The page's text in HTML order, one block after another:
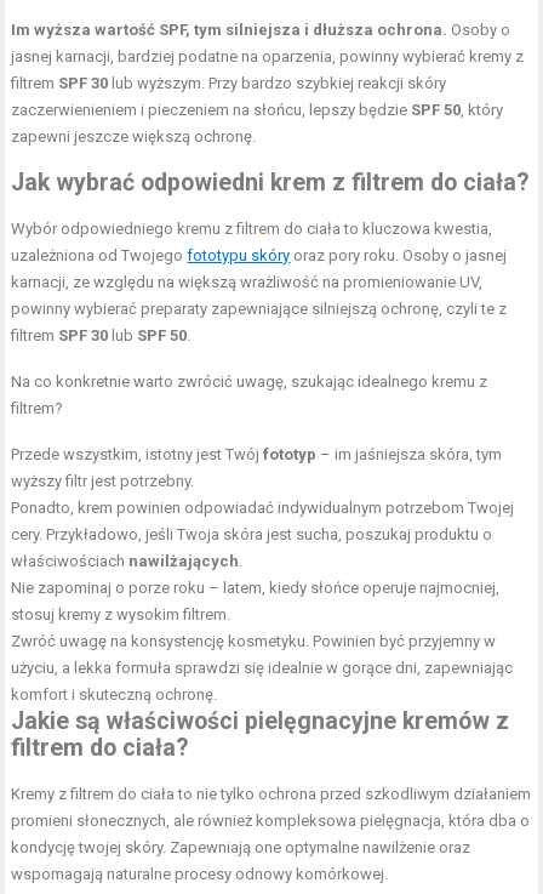
Im wyższa wartość SPF, tym silniejsza i dłuższa ochrona. Osoby o
jasnej karnacji, bardziej podatne na oparzenia, powinny wybierać kremy z
filtrem SPF 30 lub wyższym. Przy bardzo szybkiej reakcji skóry
zaczerwienieniem i pieczeniem na słońcu, lepszy będzie SPF 50 , który
zapewni jeszcze większą ochronę.
Jak wybrać odpowiedni krem z filtrem do ciała?
Wybór odpowiedniego kremu z filtrem do ciała to kluczowa kwestia,
uzależniona od Twojegofototypu skóry oraz pory roku. Osoby o jasnej
karnacji, ze względu na większą wrażliwość na promieniowanie UV,
powinny wybierać preparaty zapewniające silniejszą ochronę, czyli te z
filtrem SPF 30 lub SPF 50
Na co konkretnie warto zwrócić uwagę, szukając idealnego kremu z
filtrem?
Przede wszystkim, istotny jest Twójfototyp – im jaśniejsza skóra, tym
wyższy filtr jest potrzebny.
Ponadto, krem powinien odpowiadać indywidualnym potrzebom Twojej
cery. Przykładowo, jeśli Twoja skóra jest sucha, poszukaj produktu o
właściwościach nawilżających
Nie zapominaj o porze roku – latem, kiedy słońce operuje najmocniej,
stosuj kremy z wysokim filtrem.
Zwróć uwagę na konsystencję kosmetyku. Powinien być przyjemny w
użyciu, a lekka formuła sprawdzi się idealnie w gorące dni, zapewniając
komfort i skuteczną ochronę.
Jakie są właściwości pielęgnacyjne kremów z
filtrem do ciała?
Kremy z filtrem do ciała to nie tylko ochrona przed szkodliwym działaniem
promieni słonecznych, ale również kompleksowa pielęgnacja, która dba o
kondycję twojej skóry. Zapewniają one optymalne nawilżenie oraz
wspomagają naturalne procesy odnowy komórkowej.